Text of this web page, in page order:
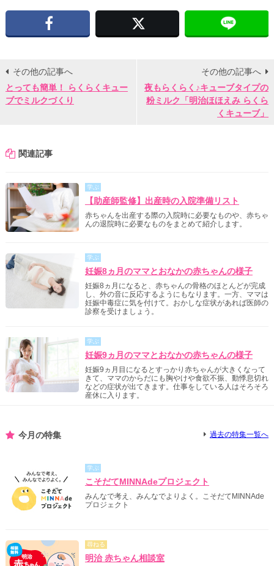
その他の記事へ
とっても簡単！ らくらくキュー
ブでミルクづくり
その他の記事へ
夜もらくらく♪キューブタイプの
粉ミルク「明治ほほえみ らくら
くキューブ」
関連記事
学ぶ
【助産師監修】出産時の入院準備リスト
赤ちゃんを出産する際の入院時に必要なものや、赤ちゃ
んの退院時に必要なものをまとめて紹介します。
学ぶ
妊娠8ヵ月のママとおなかの赤ちゃんの様子
妊娠8ヵ月になると、赤ちゃんの骨格のほとんどが完成
し、外の音に反応するようにもなります。一方、ママは
妊娠中毒症に気を付けて。おかしな症状があれば医師の
診察を受けましょう。
学ぶ
妊娠9ヵ月のママとおなかの赤ちゃんの様子
妊娠9ヵ月目になるとすっかり赤ちゃんが大きくなって
きて、ママのからだにも胸やけや食欲不振、動悸息切れ
などの症状が出てきます。仕事をしている人はそろそろ
産休に入ります。
今月の特集 過去の特集一覧へ
学ぶ
こそだてMINNAdeプロジェクト
みんなで考え、みんなでよりよく。こそだてMINNAde
プロジェクト
尋ねる
明治 赤ちゃん相談室